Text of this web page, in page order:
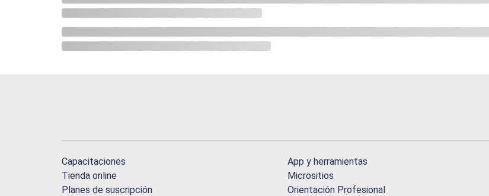
Capacitaciones
Tienda online
Planes de suscripción
App y herramientas
Micrositios
Orientación Profesional